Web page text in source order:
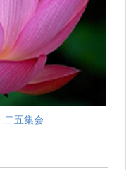
二五集会